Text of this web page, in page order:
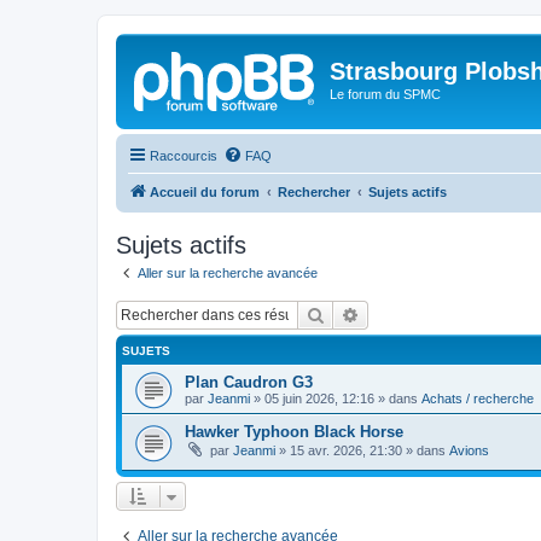
Strasbourg
Le forum du SPMC
Raccourcis FAQ
Accueil du forum Rechercher Sujets actifs
Sujets actifs
Aller sur la recherche avancée
Rechercher
SUJETS
Plan Caudron G3
par Jeanmi » 05 juin 2026, 12:16 » dans Achats / recherche
Hawker Typhoon Black Horse
par Jeanmi » 15 avr. 2026, 21:30 » dans Avions
Aller sur la recherche avancée